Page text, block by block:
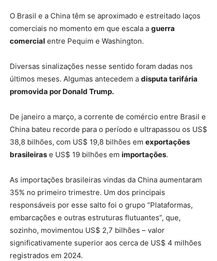
O Brasil e a China têm se aproximado e estreitado laços
comerciais no momento em que escala a guerra
comercial entre Pequim e Washington.
Diversas sinalizações nesse sentido foram dadas nos
últimos meses. Algumas antecedem a disputa tarifária
promovida por Donald Trump.
De janeiro a março, a corrente de comércio entre Brasil e
China bateu recorde para o período e ultrapassou os US$
38,8 bilhões, com US$ 19,8 bilhões em exportações
brasileiras e US$ 19 bilhões em importações.
As importações brasileiras vindas da China aumentaram
35% no primeiro trimestre. Um dos principais
responsáveis por esse salto foi o grupo “Plataformas,
embarcações e outras estruturas flutuantes”, que,
sozinho, movimentou US$ 2,7 bilhões – valor
significativamente superior aos cerca de US$ 4 milhões
registrados em 2024.